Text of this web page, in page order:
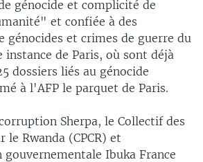
génocide et complicité de
et confiée à des
génocides et crimes de guerre du
de Paris, où sont déjà
dossiers liés au génocide
à l'AFP le parquet de Paris.
Sherpa, le Collectif des
Rwanda (CPCR) et
Ibuka France